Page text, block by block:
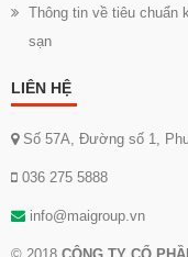
Thông tin về tiêu chuẩn
sạn
LIÊN HỆ
Số 57A, Đường số 1,
036 275 5888
info@maigroup.vn